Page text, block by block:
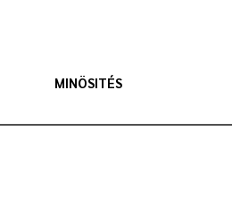
MINÖSITÉS